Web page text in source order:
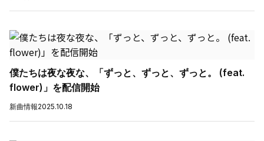
僕たちは夜な夜な、「ずっと、ずっと、ずっと。 (feat.
flower)」を配信開始
新曲情報2025.10.18